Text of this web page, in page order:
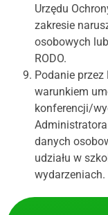
Urzędu
zakresie
osobowych
RODO.
Podanie
warunkiem
konferencji/
danych
udziału w
wydarzeniach.